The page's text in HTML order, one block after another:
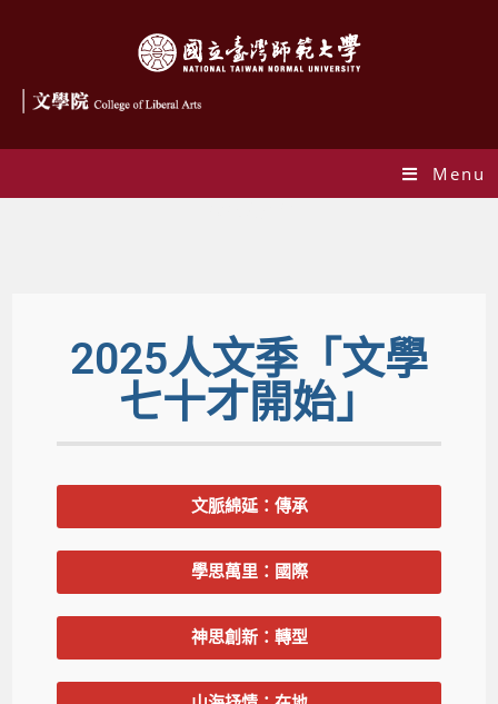
Menu
2025人文季「文學
七十才開始」
文脈綿延：傳承
學思萬里：國際
神思創新：轉型